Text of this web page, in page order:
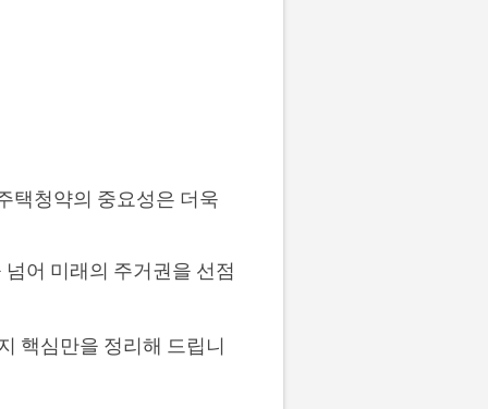
택청약의 중요성은 더욱
어 미래의 주거권을 선점
핵심만을 정리해 드립니